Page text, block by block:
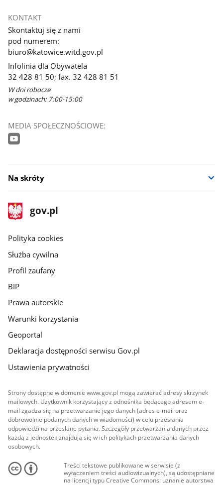
KONTAKT
Skontaktuj się z nami
pod numerem:
biuro@katowice.witd.gov.pl
Infolinia dla Obywatela
32 428 81 50; fax. 32 428 81 51
W dni robocze
w godzinach: 7:00-15:00
MEDIA SPOŁECZNOŚCIOWE:
Na skróty
stopka
gov.pl
Strona
gov.pl
gov.pl
Polityka cookies
Służba cywilna
Profil zaufany
BIP
Prawa autorskie
Warunki korzystania
Geoportal
Deklaracja dostępności serwisu Gov.pl
Ustawienia prywatności
Strony dostępne w domenie www.gov.pl mogą zawierać adresy skrzynek
mailowych. Użytkownik korzystający z odnośnika będącego adresem e-
mail zgadza się na przetwarzanie jego danych (adres e-mail oraz
dobrowolnie podanych danych w wiadomości) w celu przesłania
odpowiedzi na przesłane pytania. Szczegóły przetwarzania danych przez
każdą z jednostek znajdują się w ich politykach przetwarzania danych
osobowych.
Treści tekstowe publikowane w serwisie (z
wyłączeniem treści audiowizualnych), są udostępniane
na licencji typu Creative Commons: uznanie autorstwa